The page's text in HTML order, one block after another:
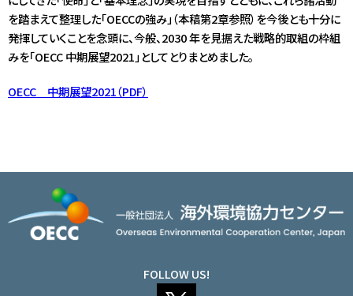
を踏まえて整理した「OECCの強み」（本稿第2章参照）を今後とも十分に
発揮していくことを念頭に、今般、2030 年を見据えた戦略的取組の枠組
みを「OECC 中期展望2021」としてとりまとめました。
OECC 中期展望2021（PDF）
FOLLOW US!